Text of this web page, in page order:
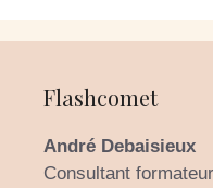
Flashcomet
André Debaisieux
Consultant